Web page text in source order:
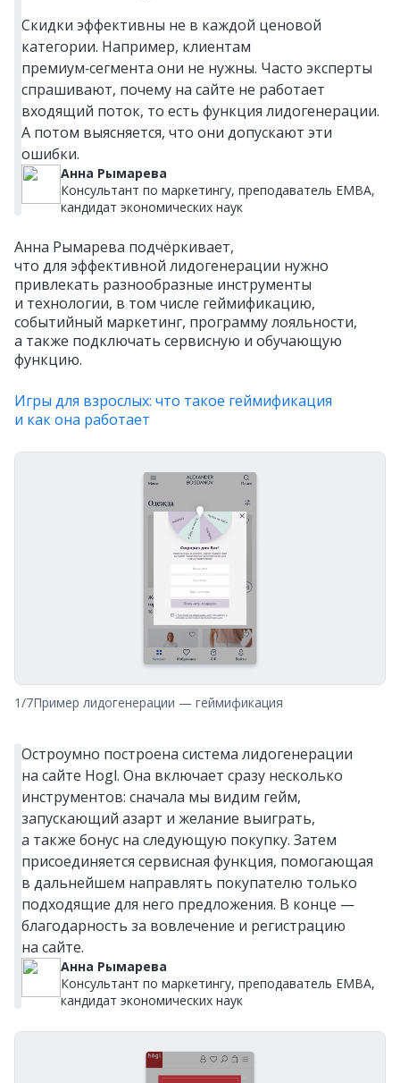
Скидки эффективны не в каждой ценовой
категории. Например, клиентам
премиум‑сегмента они не нужны. Часто эксперты
спрашивают, почему на сайте не работает
входящий поток, то есть функция лидогенерации.
А потом выясняется, что они допускают эти
ошибки.
Анна Рымарева
Консультант по маркетингу, преподаватель EMBA,
кандидат экономических наук
Анна Рымарева подчёркивает,
что для эффективной лидогенерации нужно
привлекать разнообразные инструменты
и технологии, в том числе геймификацию,
событийный маркетинг, программу лояльности,
а также подключать сервисную и обучающую
функцию.
Игры для взрослых: что такое геймификация
и как она работает
1/7Пример лидогенерации — геймификация
Остроумно построена система лидогенерации
на сайте Hogl. Она включает сразу несколько
инструментов: сначала мы видим гейм,
запускающий азарт и желание выиграть,
а также бонус на следующую покупку. Затем
присоединяется сервисная функция, помогающая
в дальнейшем направлять покупателю только
подходящие для него предложения. В конце —
благодарность за вовлечение и регистрацию
на сайте.
Анна Рымарева
Консультант по маркетингу, преподаватель EMBA,
кандидат экономических наук